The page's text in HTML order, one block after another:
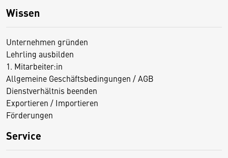
Wissen
Unternehmen gründen
Lehrling ausbilden
1. Mitarbeiter:in
Allgemeine Geschäftsbedingungen / AGB
Dienstverhältnis beenden
Exportieren / Importieren
Förderungen
Service